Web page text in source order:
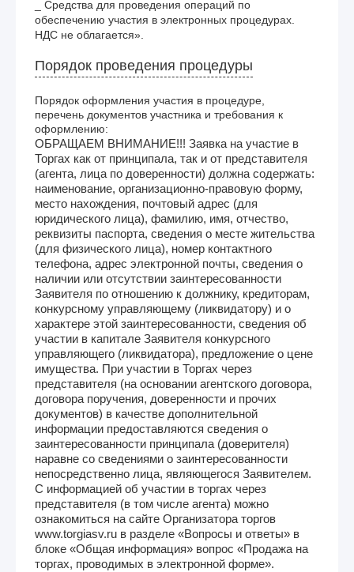
_ Средства для проведения операций по
обеспечению участия в электронных процедурах.
НДС не облагается».
Порядок проведения процедуры
Порядок оформления участия в процедуре,
перечень документов участника и требования к
оформлению:
ОБРАЩАЕМ ВНИМАНИЕ!!! Заявка на участие в
Торгах как от принципала, так и от представителя
(агента, лица по доверенности) должна содержать:
наименование, организационно-правовую форму,
место нахождения, почтовый адрес (для
юридического лица), фамилию, имя, отчество,
реквизиты паспорта, сведения о месте жительства
(для физического лица), номер контактного
телефона, адрес электронной почты, сведения о
наличии или отсутствии заинтересованности
Заявителя по отношению к должнику, кредиторам,
конкурсному управляющему (ликвидатору) и о
характере этой заинтересованности, сведения об
участии в капитале Заявителя конкурсного
управляющего (ликвидатора), предложение о цене
имущества. При участии в Торгах через
представителя (на основании агентского договора,
договора поручения, доверенности и прочих
документов) в качестве дополнительной
информации предоставляются сведения о
заинтересованности принципала (доверителя)
наравне со сведениями о заинтересованности
непосредственно лица, являющегося Заявителем.
С информацией об участии в торгах через
представителя (в том числе агента) можно
ознакомиться на сайте Организатора торгов
www.torgiasv.ru в разделе «Вопросы и ответы» в
блоке «Общая информация» вопрос «Продажа на
торгах, проводимых в электронной форме».